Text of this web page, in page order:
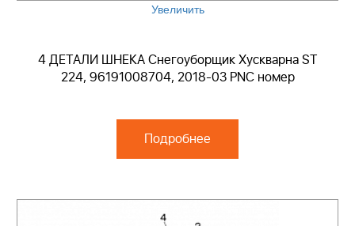
Увеличить
4 ДЕТАЛИ ШНЕКА Снегоуборщик Хускварна ST
224, 96191008704, 2018-03 PNC номер
Подробнее